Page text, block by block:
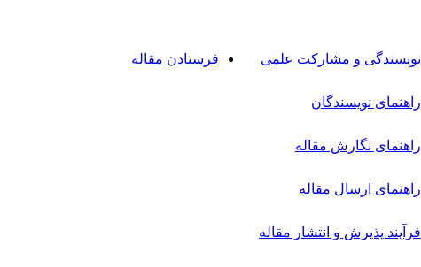
نویسندگی و مشارکت علمی
راهنمای نویسندگان
راهنمای نگارش مقاله
راهنمای ارسال مقاله
فرآیند پذیرش و انتشار مقاله
فرستادن مقاله